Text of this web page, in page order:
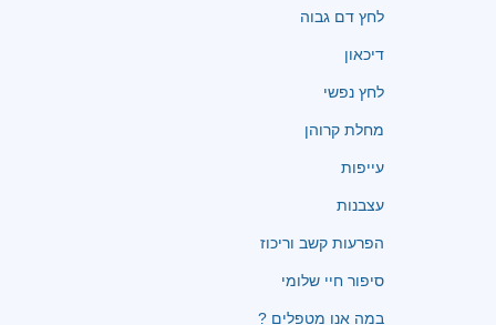
לחץ דם גבוה
דיכאון
לחץ נפשי
מחלת קרוהן
עייפות
עצבנות
הפרעות קשב וריכוז
סיפור חיי שלומי
במה אנו מטפלים ?